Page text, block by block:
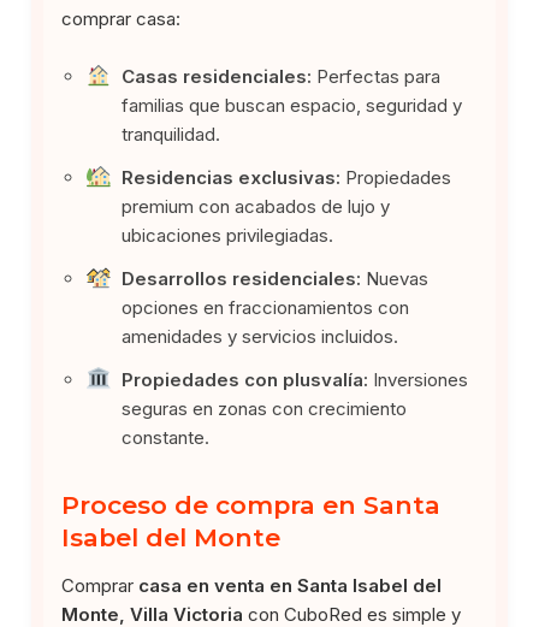
comprar casa:
Casas residenciales: Perfectas para
familias que buscan espacio, seguridad y
tranquilidad.
Residencias exclusivas: Propiedades
premium con acabados de lujo y
ubicaciones privilegiadas.
Desarrollos residenciales: Nuevas
opciones en fraccionamientos con
amenidades y servicios incluidos.
Propiedades con plusvalía: Inversiones
seguras en zonas con crecimiento
constante.
Proceso de compra en Santa
Isabel del Monte
Comprar casa en venta en Santa Isabel del
Monte, Villa Victoria con CuboRed es simple y